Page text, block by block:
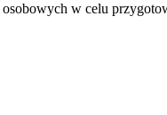
w celu